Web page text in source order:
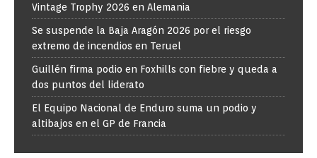
Vintage Trophy 2026 en Alemania
Se suspende la Baja Aragón 2026 por el riesgo
extremo de incendios en Teruel
Guillén firma podio en Foxhills con fiebre y queda a
dos puntos del liderato
El Equipo Nacional de Enduro suma un podio y
altibajos en el GP de Francia